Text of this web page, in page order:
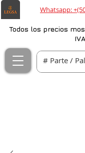
Whatsapp:
Todos los precios
IVA